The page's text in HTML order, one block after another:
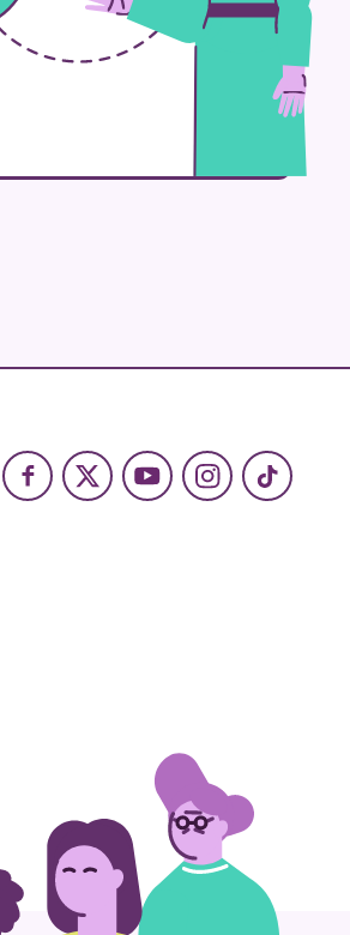
Facebook
X YoutubeInstagram
TikTok